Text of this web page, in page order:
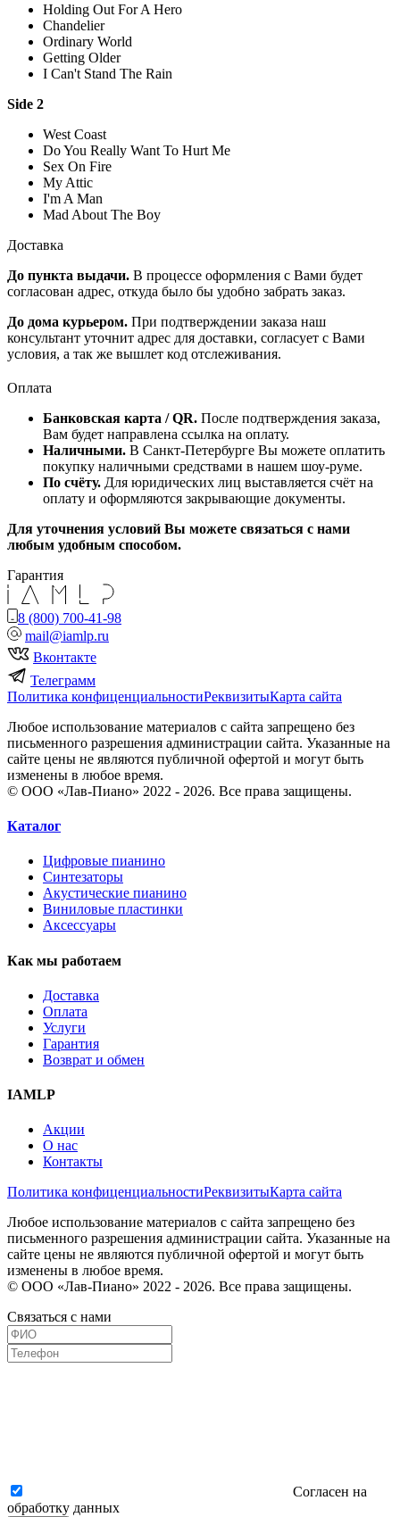
Holding Out For A Hero
Chandelier
Ordinary World
Getting Older
I Can't Stand The Rain
Side 2
West Coast
Do You Really Want To Hurt Me
Sex On Fire
My Attic
I'm A Man
Mad About The Boy
Доставка
До пункта выдачи. В процессе оформления с Вами будет
согласован адрес, откуда было бы удобно забрать заказ.
До дома курьером. При подтверждении заказа наш
консультант уточнит адрес для доставки, согласует с Вами
условия, а так же вышлет код отслеживания.
Оплата
Банковская карта / QR. После подтверждения заказа,
Вам будет направлена ссылка на оплату.
Наличными. В Санкт-Петербурге Вы можете оплатить
покупку наличными средствами в нашем шоу-руме.
По счёту. Для юридических лиц выставляется счёт на
оплату и оформляются закрывающие документы.
Для уточнения условий Вы можете связаться с нами
любым удобным способом.
Гарантия
8 (800) 700-41-98
mail@iamlp.ru
Вконтакте
Телеграмм
Политика конфиценциальностиРеквизитыКарта сайта
Любое использование материалов с сайта запрещено без
письменного разрешения администрации сайта. Указанные на
сайте цены не являются публичной офертой и могут быть
изменены в любое время.
© ООО «Лав-Пиано» 2022 - 2026. Все права защищены.
Каталог
Цифровые пианино
Синтезаторы
Акустические пианино
Виниловые пластинки
Аксессуары
Как мы работаем
Доставка
Оплата
Услуги
Гарантия
Возврат и обмен
IAMLP
Акции
О нас
Контакты
Политика конфиценциальностиРеквизитыКарта сайта
Любое использование материалов с сайта запрещено без
письменного разрешения администрации сайта. Указанные на
сайте цены не являются публичной офертой и могут быть
изменены в любое время.
© ООО «Лав-Пиано» 2022 - 2026. Все права защищены.
Связаться с нами
Согласен на
обработку данных